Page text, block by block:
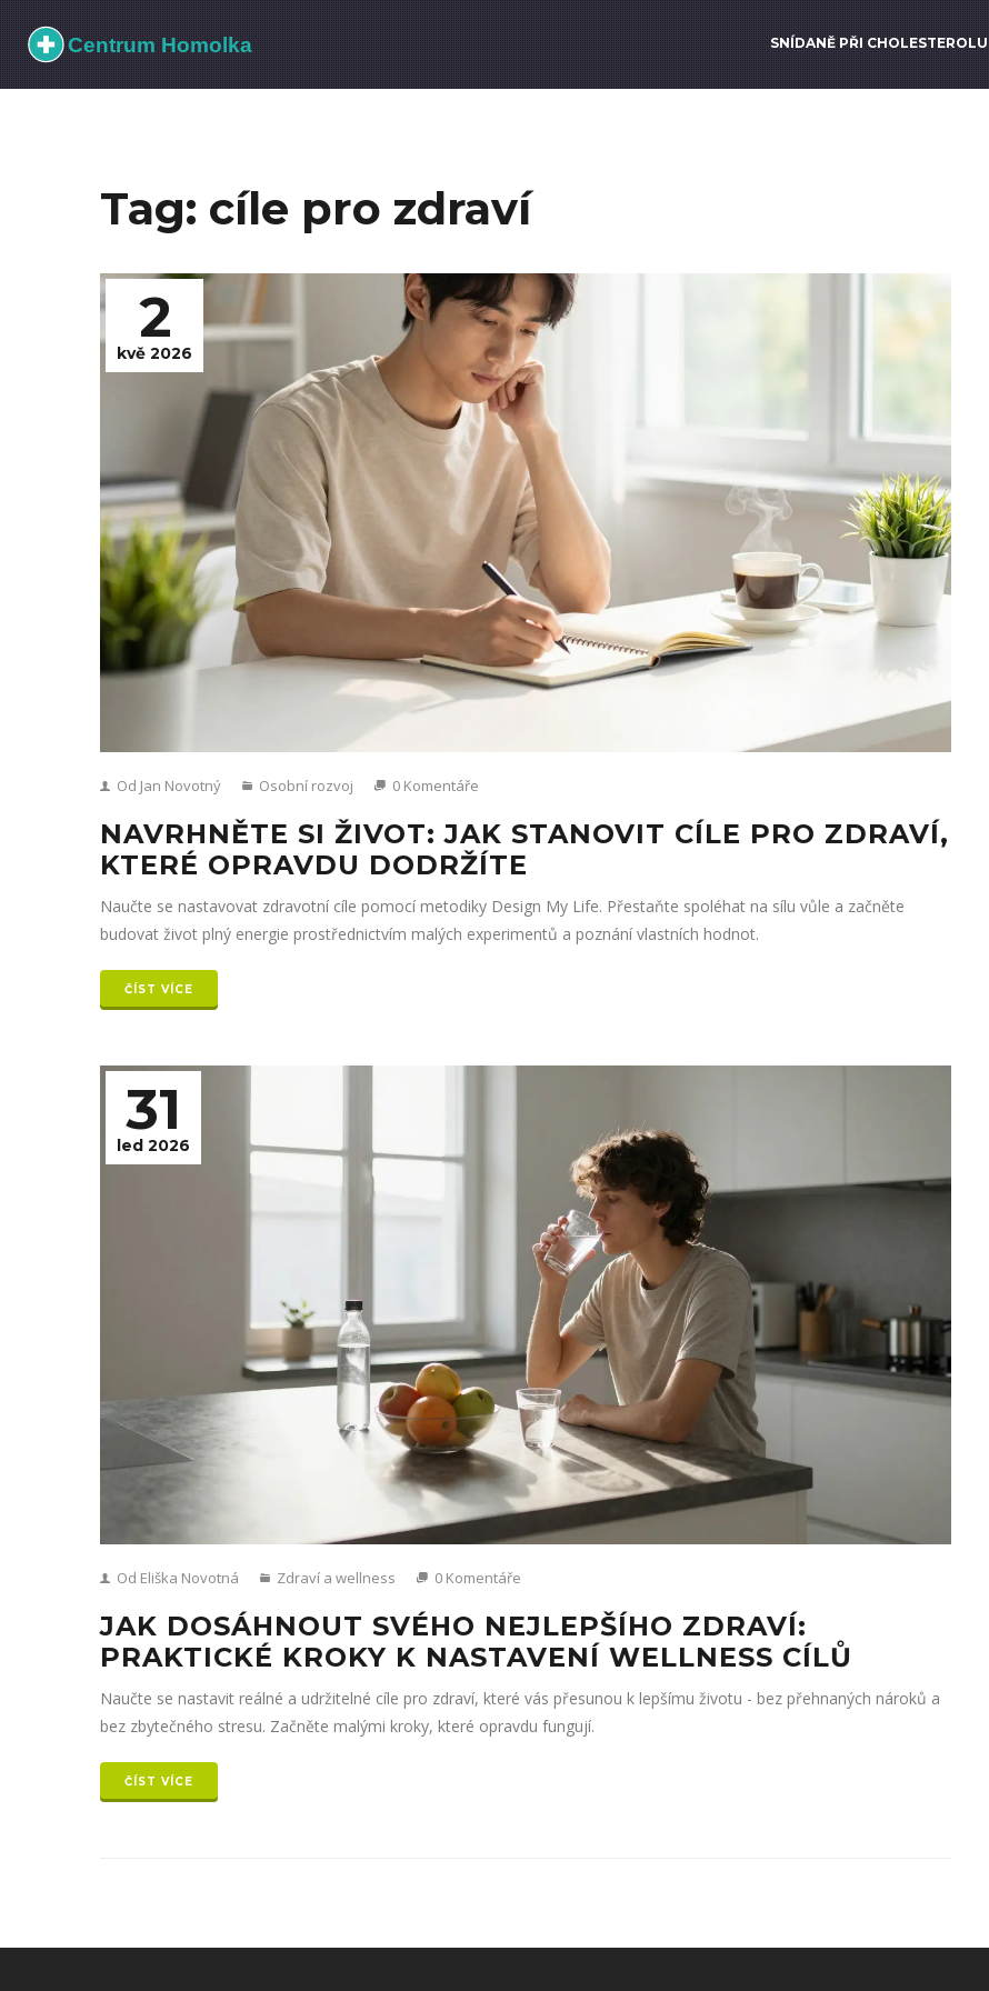
SNÍDANĚ PŘI CHOLESTEROLU
Tag: cíle pro zdraví
2
kvě 2026
Od Jan Novotný Osobní rozvoj 0 Komentáře
NAVRHNĚTE SI ŽIVOT: JAK STANOVIT CÍLE PRO ZDRAVÍ,
KTERÉ OPRAVDU DODRŽÍTE
Naučte se nastavovat zdravotní cíle pomocí metodiky Design My Life. Přestaňte spoléhat na sílu vůle a začněte
budovat život plný energie prostřednictvím malých experimentů a poznání vlastních hodnot.
ČÍST VÍCE
31
led 2026
Od Eliška Novotná Zdraví a wellness 0 Komentáře
JAK DOSÁHNOUT SVÉHO NEJLEPŠÍHO ZDRAVÍ:
PRAKTICKÉ KROKY K NASTAVENÍ WELLNESS CÍLŮ
Naučte se nastavit reálné a udržitelné cíle pro zdraví, které vás přesunou k lepšímu životu - bez přehnaných nároků a
bez zbytečného stresu. Začněte malými kroky, které opravdu fungují.
ČÍST VÍCE